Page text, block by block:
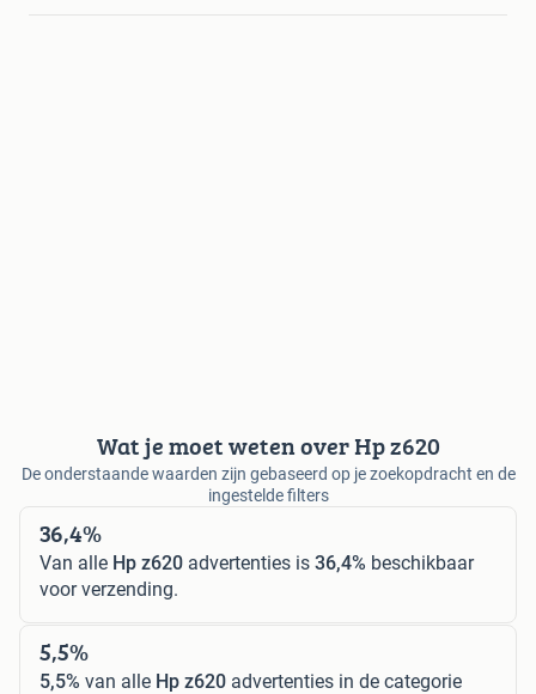
Wat je moet weten over Hp z620
De onderstaande waarden zijn gebaseerd op je zoekopdracht en de
ingestelde filters
36,4%
Van alle Hp z620 advertenties is 36,4% beschikbaar
voor verzending.
5,5%
5,5% van alle Hp z620 advertenties in de categorie